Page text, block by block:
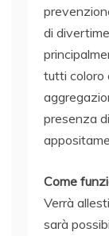
di
tutti coloro
presenza
Come
Verrà
sarà